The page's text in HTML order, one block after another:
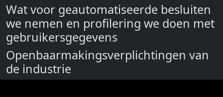
Wat voor geautomatiseerde besluiten
we nemen en profilering we doen met
gebruikersgegevens
Openbaarmakingsverplichtingen van
de industrie